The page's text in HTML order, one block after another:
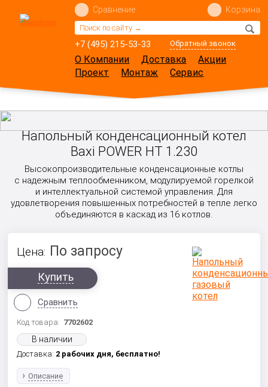
+7 (495) 215-53-33 Обратный звонок
Сравнение Корзина
О Компании Доставка
Акции
Проект
Монтаж Сервис
Напольный конденсационный котел
Baxi POWER HT 1.230
Высокопроизводительные конденсационные котлы
с надежным теплообменником, модулируемой горелкой
и интеллектуальной системой управления. Для
удовлетворения повышенных потребностей в тепле легко
объединяются в каскад из 16 котлов.
Цена: По запросу
Купить
Сравнить
Код товара: 7702602
В наличии
Доставка: 2 рабочих дня, бесплатно!
Описание